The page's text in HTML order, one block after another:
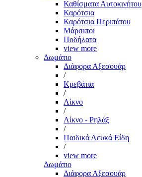
Καθίσματα Αυτοκινήτου
Καρότσια
Καρότσια Περιπάτου
Μάρσιποι
Ποδήλατα
view more
Δωμάτιο
Διάφορα Αξεσουάρ
/
Κρεβάτια
/
Λίκνο
/
Λίκνο - Ρηλάξ
/
Παιδικά Λευκά Είδη
/
view more
Δωμάτιο
Διάφορα Αξεσουάρ